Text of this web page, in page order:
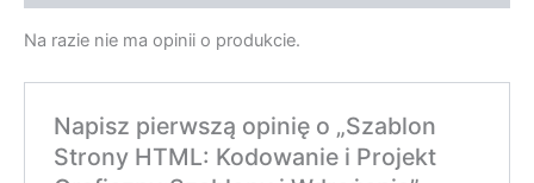
Na razie nie ma opinii o produkcie.
Napisz pierwszą opinię o „Szablon
Strony HTML: Kodowanie i Projekt